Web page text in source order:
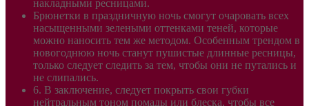
накладными ресницами.
Брюнетки в праздничную ночь смогут очаровать всех
насыщенными зелеными оттенками теней, которые
можно наносить тем же методом. Особенным трендом в
новогоднюю ночь станут пушистые длинные ресницы,
только следует следить за тем, чтобы они не путались и
не слипались.
6. В заключение, следует покрыть свои губки
нейтральным тоном помады или блеска, чтобы все